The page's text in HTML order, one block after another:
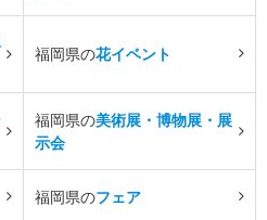
福岡県の花イベント
福岡県の美術展・博物展・展
示会
福岡県のフェア